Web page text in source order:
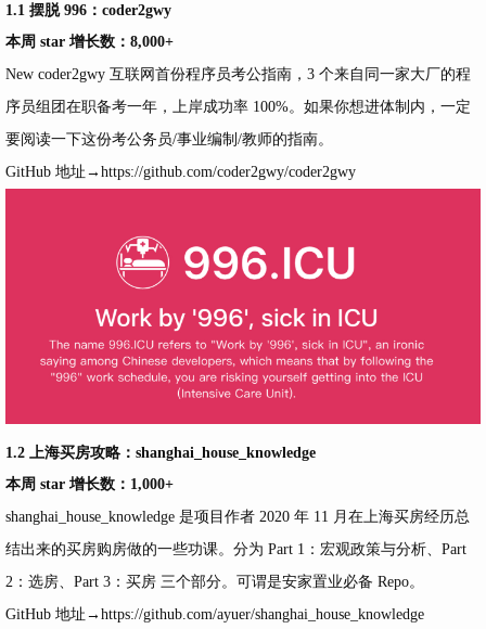
1.1 摆脱 996：coder2gwy
本周 star 增长数：8,000+
New coder2gwy 互联网首份程序员考公指南，3 个来自同一家大厂的程
序员组团在职备考一年，上岸成功率 100%。如果你想进体制内，一定
要阅读一下这份考公务员/事业编制/教师的指南。
GitHub 地址→ https://github.com/coder2gwy/coder2gwy
1.2 上海买房攻略：shanghai_house_knowledge
本周 star 增长数：1,000+
shanghai_house_knowledge 是项目作者 2020 年 11 月在上海买房经历总
结出来的买房购房做的一些功课。分为 Part 1：宏观政策与分析、Part
2：选房、Part 3：买房 三个部分。可谓是安家置业必备 Repo。
GitHub 地址→ https://github.com/ayuer/shanghai_house_knowledge